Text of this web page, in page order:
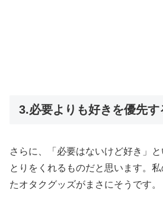
3.必要よりも好きを優先す
さらに、「必要はないけど好き」
とりをくれるものだと思います。
たオタクグッズがまさにそうです。